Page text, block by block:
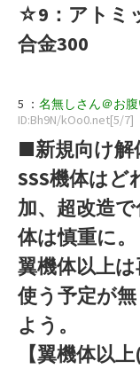
☆9：アトミ
合金300
5 ： 名無しさん＠お腹
ID:Bh9N/kOo0.net[5/7]
■新規向け解
SSS機体は
加、超改造
体は慎重に。
翼機体以上
使う予定が
よう。
【翼機体以